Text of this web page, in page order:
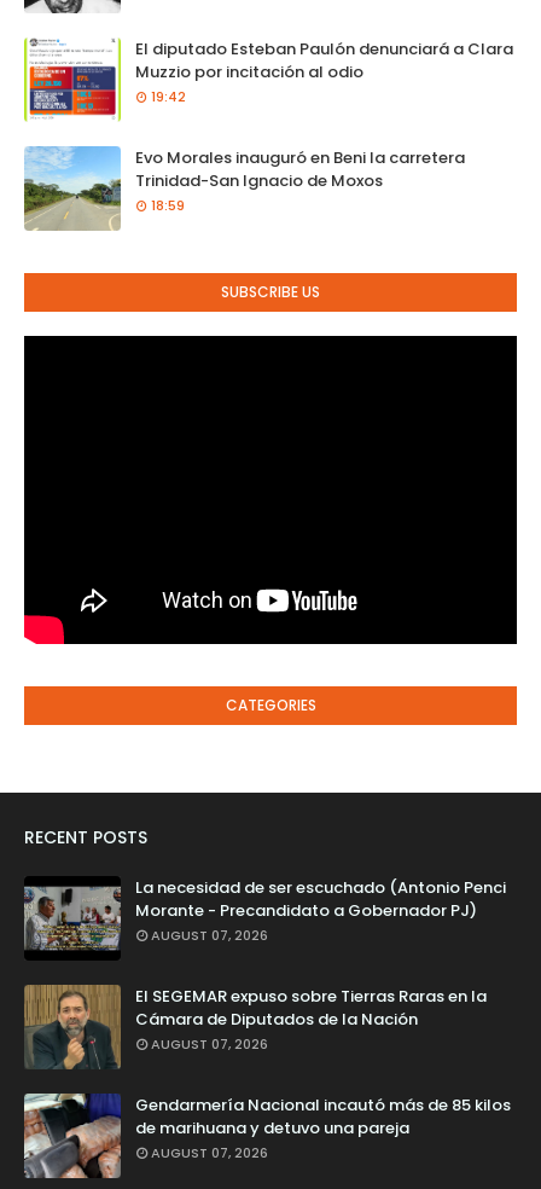
El diputado Esteban Paulón denunciará a Clara
Muzzio por incitación al odio
19:42
Evo Morales inauguró en Beni la carretera
Trinidad-San Ignacio de Moxos
18:59
SUBSCRIBE US
CATEGORIES
RECENT POSTS
La necesidad de ser escuchado (Antonio Penci
Morante - Precandidato a Gobernador PJ)
AUGUST 07, 2026
El SEGEMAR expuso sobre Tierras Raras en la
Cámara de Diputados de la Nación
AUGUST 07, 2026
Gendarmería Nacional incautó más de 85 kilos
de marihuana y detuvo una pareja
AUGUST 07, 2026